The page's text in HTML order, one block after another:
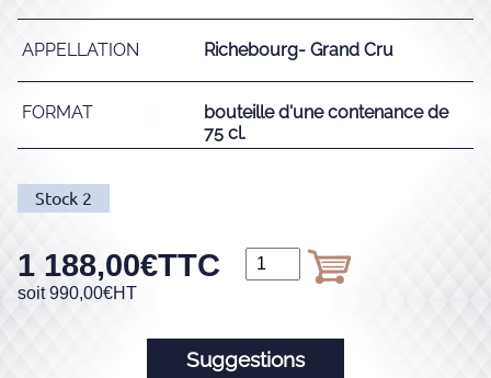
APPELLATION Richebourg- Grand Cru
FORMAT
bouteille d'une contenance de
75 cl.
Stock 2
1 188,00€TTC
soit 990,00€HT
Suggestions